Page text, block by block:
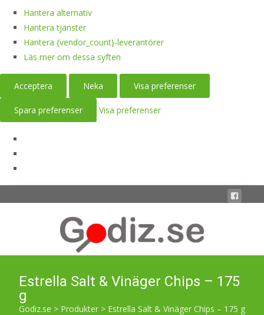
Hantera alternativ
Hantera tjänster
Hantera {vendor_count}-leverantörer
Läs mer om dessa syften
Acceptera Neka Visa preferenser
Spara preferenser Visa preferenser
Estrella Salt & Vinäger Chips – 175
g
Godiz.se > Produkter > Estrella Salt & Vinäger Chips – 175 g